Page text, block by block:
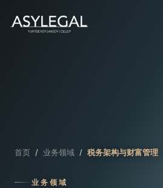
首页 / 业务领域 / 税务架构与财富管理
业务领域